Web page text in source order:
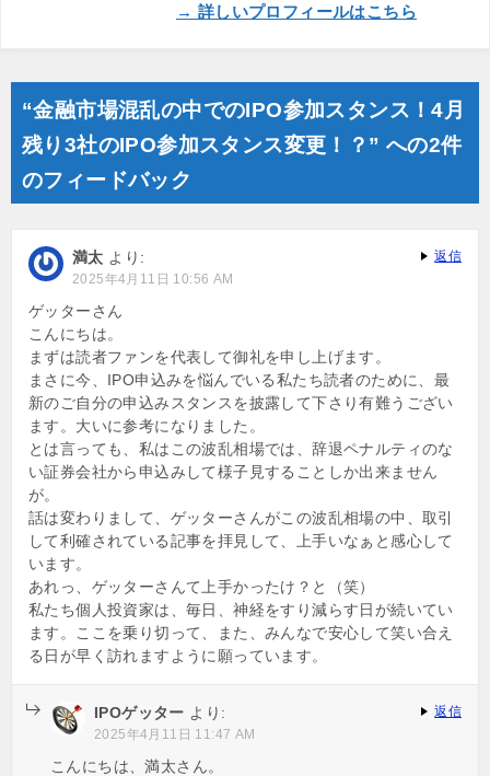
→ 詳しいプロフィールはこちら
“金融市場混乱の中でのIPO参加スタンス！4月
残り3社のIPO参加スタンス変更！？” への2件
のフィードバック
満太 より:
2025年4月11日 10:56 AM
ゲッターさん
こんにちは。
まずは読者ファンを代表して御礼を申し上げます。
まさに今、IPO申込みを悩んでいる私たち読者のために、最
新のご自分の申込みスタンスを披露して下さり有難うござい
ます。大いに参考になりました。
とは言っても、私はこの波乱相場では、辞退ペナルティのな
い証券会社から申込みして様子見することしか出来ません
が。
話は変わりまして、ゲッターさんがこの波乱相場の中、取引
して利確されている記事を拝見して、上手いなぁと感心して
います。
あれっ、ゲッターさんて上手かったけ？と（笑）
私たち個人投資家は、毎日、神経をすり減らす日が続いてい
ます。ここを乗り切って、また、みんなで安心して笑い合え
る日が早く訪れますように願っています。
返信
IPOゲッター より:
2025年4月11日 11:47 AM
こんにちは、満太さん。
返信